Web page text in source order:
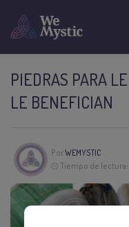
PIEDRAS PARA
LE BENEFICIAN
PorWEMYSTIC
Tiempo de lectura: